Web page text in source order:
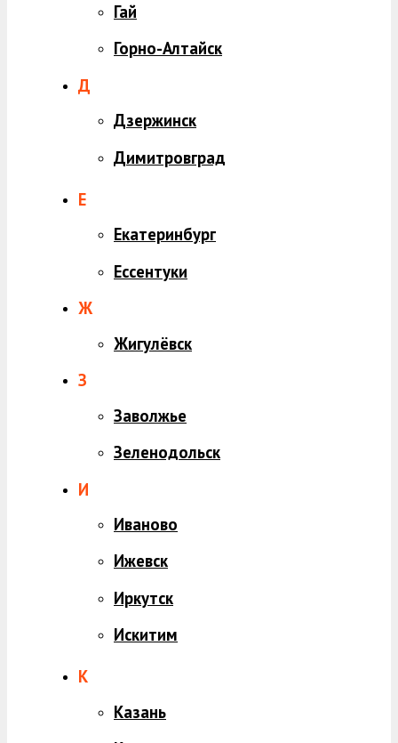
Гай
Горно-Алтайск
Д
Дзержинск
Димитровград
Е
Екатеринбург
Ессентуки
Ж
Жигулёвск
З
Заволжье
Зеленодольск
И
Иваново
Ижевск
Иркутск
Искитим
К
Казань